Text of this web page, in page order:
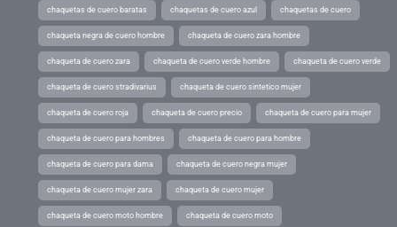
chaquetas de cuero baratas chaquetas de cuero azul chaquetas de cuero
chaqueta negra de cuero hombre chaqueta de cuero zara hombre
chaqueta de cuero zara chaqueta de cuero verde hombre chaqueta de cuero verde
chaqueta de cuero stradivarius chaqueta de cuero sintetico mujer
chaqueta de cuero roja chaqueta de cuero precio chaqueta de cuero para mujer
chaqueta de cuero para hombres chaqueta de cuero para hombre
chaqueta de cuero para dama chaqueta de cuero negra mujer
chaqueta de cuero mujer zara chaqueta de cuero mujer
chaqueta de cuero moto hombre chaqueta de cuero moto